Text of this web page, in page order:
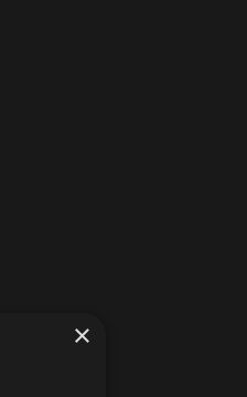
×